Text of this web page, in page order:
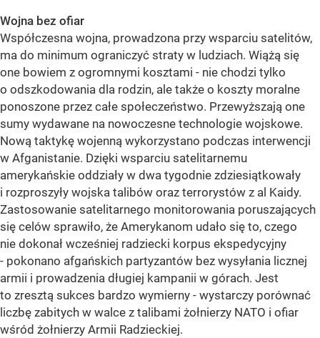
Wojna bez ofiar
Współczesna wojna, prowadzona przy wsparciu satelitów,
ma do minimum ograniczyć straty w ludziach. Wiążą się
one bowiem z ogromnymi kosztami - nie chodzi tylko
o odszkodowania dla rodzin, ale także o koszty moralne
ponoszone przez całe społeczeństwo. Przewyższają one
sumy wydawane na nowoczesne technologie wojskowe.
Nową taktykę wojenną wykorzystano podczas interwencji
w Afganistanie. Dzięki wsparciu satelitarnemu
amerykańskie oddziały w dwa tygodnie zdziesiątkowały
i rozproszyły wojska talibów oraz terrorystów z al Kaidy.
Zastosowanie satelitarnego monitorowania poruszających
się celów sprawiło, że Amerykanom udało się to, czego
nie dokonał wcześniej radziecki korpus ekspedycyjny
- pokonano afgańskich partyzantów bez wysyłania licznej
armii i prowadzenia długiej kampanii w górach. Jest
to zresztą sukces bardzo wymierny - wystarczy porównać
liczbę zabitych w walce z talibami żołnierzy NATO i ofiar
wśród żołnierzy Armii Radzieckiej.